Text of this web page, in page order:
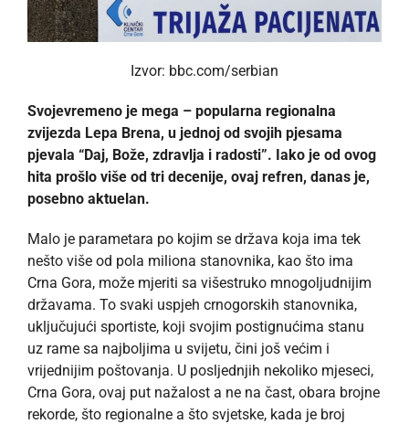
Izvor: bbc.com/serbian
Svojevremeno je mega – popularna regionalna
zvijezda Lepa Brena, u jednoj od svojih pjesama
pjevala “Daj, Bože, zdravlja i radosti”. Iako je od ovog
hita prošlo više od tri decenije, ovaj refren, danas je,
posebno aktuelan.
Malo je parametara po kojim se država koja ima tek
nešto više od pola miliona stanovnika, kao što ima
Crna Gora, može mjeriti sa višestruko mnogoljudnijim
državama. To svaki uspjeh crnogorskih stanovnika,
uključujući sportiste, koji svojim postignućima stanu
uz rame sa najboljima u svijetu, čini još većim i
vrijednijim poštovanja. U posljednjih nekoliko mjeseci,
Crna Gora, ovaj put nažalost a ne na čast, obara brojne
rekorde, što regionalne a što svjetske, kada je broj